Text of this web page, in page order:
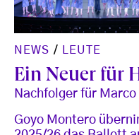
NEWS / LEUTE
Ein Neuer für
Nachfolger für
Goyo Montero